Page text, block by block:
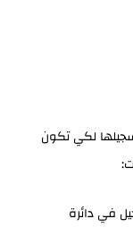
لكي تكون
في دائرة